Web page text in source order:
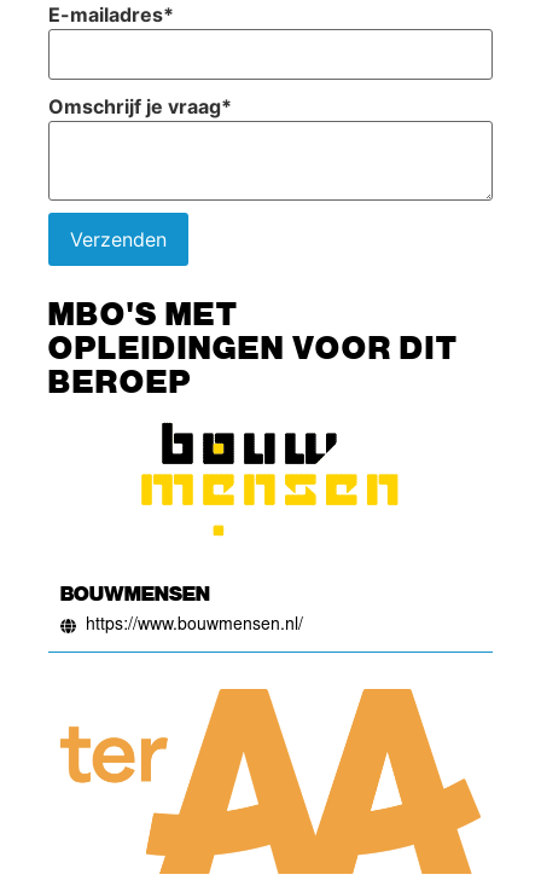
E-mailadres*
Omschrijf je vraag*
Verzenden
MBO'S MET
OPLEIDINGEN VOOR DIT
BEROEP
BOUWMENSEN
https://www.bouwmensen.nl/